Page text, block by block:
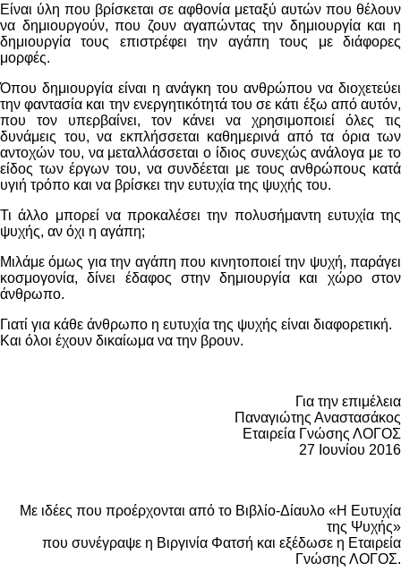
Είναι ύλη που βρίσκεται σε αφθονία μεταξύ αυτών που θέλουν
να δημιουργούν, που ζουν αγαπώντας την δημιουργία και η
δημιουργία τους επιστρέφει την αγάπη τους με διάφορες
μορφές.
Όπου δημιουργία είναι η ανάγκη του ανθρώπου να διοχετεύει
την φαντασία και την ενεργητικότητά του σε κάτι έξω από αυτόν,
που τον υπερβαίνει, τον κάνει να χρησιμοποιεί όλες τις
δυνάμεις του, να εκπλήσσεται καθημερινά από τα όρια των
αντοχών του, να μεταλλάσσεται ο ίδιος συνεχώς ανάλογα με το
είδος των έργων του, να συνδέεται με τους ανθρώπους κατά
υγιή τρόπο και να βρίσκει την ευτυχία της ψυχής του.
Τι άλλο μπορεί να προκαλέσει την πολυσήμαντη ευτυχία της
ψυχής, αν όχι η αγάπη;
Μιλάμε όμως για την αγάπη που κινητοποιεί την ψυχή, παράγει
κοσμογονία, δίνει έδαφος στην δημιουργία και χώρο στον
άνθρωπο.
Γιατί για κάθε άνθρωπο η ευτυχία της ψυχής είναι διαφορετική.
Και όλοι έχουν δικαίωμα να την βρουν.
Για την επιμέλεια
Παναγιώτης Αναστασάκος
Εταιρεία Γνώσης ΛΟΓΟΣ
27 Ιουνίου 2016
Με ιδέες που προέρχονται από το Βιβλίο-Δίαυλο «Η Ευτυχία
της Ψυχής»
που συνέγραψε η Βιργινία Φατσή και εξέδωσε η Εταιρεία
Γνώσης ΛΟΓΟΣ.